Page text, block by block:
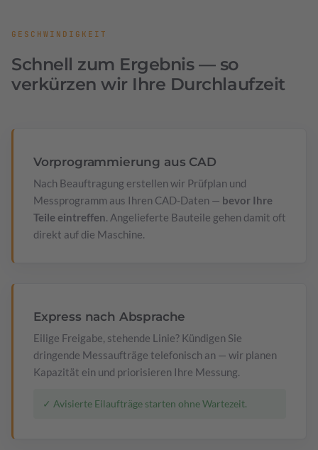
GESCHWINDIGKEIT
Schnell zum Ergebnis — so
verkürzen wir Ihre Durchlaufzeit
Vorprogrammierung aus CAD
Nach Beauftragung erstellen wir Prüfplan und
Messprogramm aus Ihren CAD-Daten — bevor Ihre
Teile eintreffen. Angelieferte Bauteile gehen damit oft
direkt auf die Maschine.
Express nach Absprache
Eilige Freigabe, stehende Linie? Kündigen Sie
dringende Messaufträge telefonisch an — wir planen
Kapazität ein und priorisieren Ihre Messung.
✓ Avisierte Eilaufträge starten ohne Wartezeit.